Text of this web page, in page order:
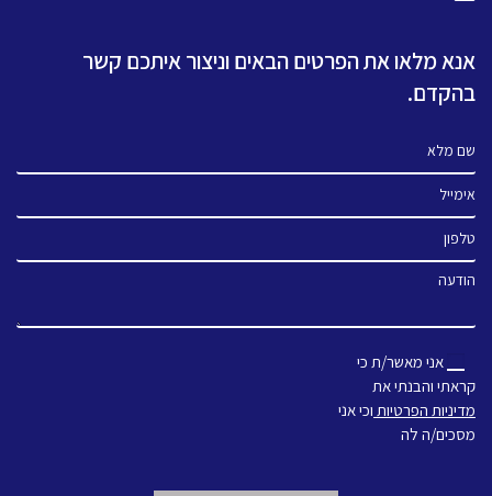
אנא מלאו את הפרטים הבאים וניצור איתכם קשר
בהקדם.
שם מלא
אימייל
טלפון
הודעה
אני מאשר/ת כי
קראתי והבנתי את
מדיניות הפרטיות וכי אני
מסכים/ה לה